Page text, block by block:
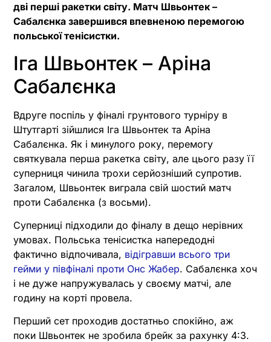
дві перші ракетки світу. Матч Швьонтек –
Сабалєнка завершився впевненою перемогою
польської тенісистки.
Іга Швьонтек – Аріна
Сабалєнка
Вдруге поспіль у фіналі грунтового турніру в
Штутгарті зійшлися Іга Швьонтек та Аріна
Сабалєнка. Як і минулого року, перемогу
святкувала перша ракетка світу, але цього разу її
суперниця чинила трохи серйозніший супротив.
Загалом, Швьонтек виграла свій шостий матч
проти Сабалєнка (з восьми).
Суперниці підходили до фіналу в дещо нерівних
умовах. Польська тенісистка напередодні
фактично відпочивала, відігравши всього три
гейми у півфіналі проти Онс Жабер. Сабалєнка хоч
і не дуже напружувалась у своєму матчі, але
годину на корті провела.
Перший сет проходив достатньо спокійно, аж
поки Швьонтек не зробила брейк за рахунку 4:3.